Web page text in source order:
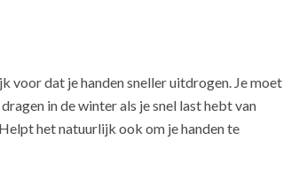
voor dat je handen sneller uitdrogen. Je moet
in de winter als je snel last hebt van
het natuurlijk ook om je handen te